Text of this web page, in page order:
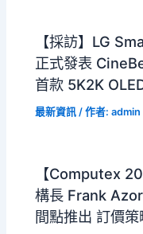
【採訪】LG
正式發表
首款 5K2K
最新資訊 / 作者:admin
【Computex
構長 Frank
間點推出 訂價